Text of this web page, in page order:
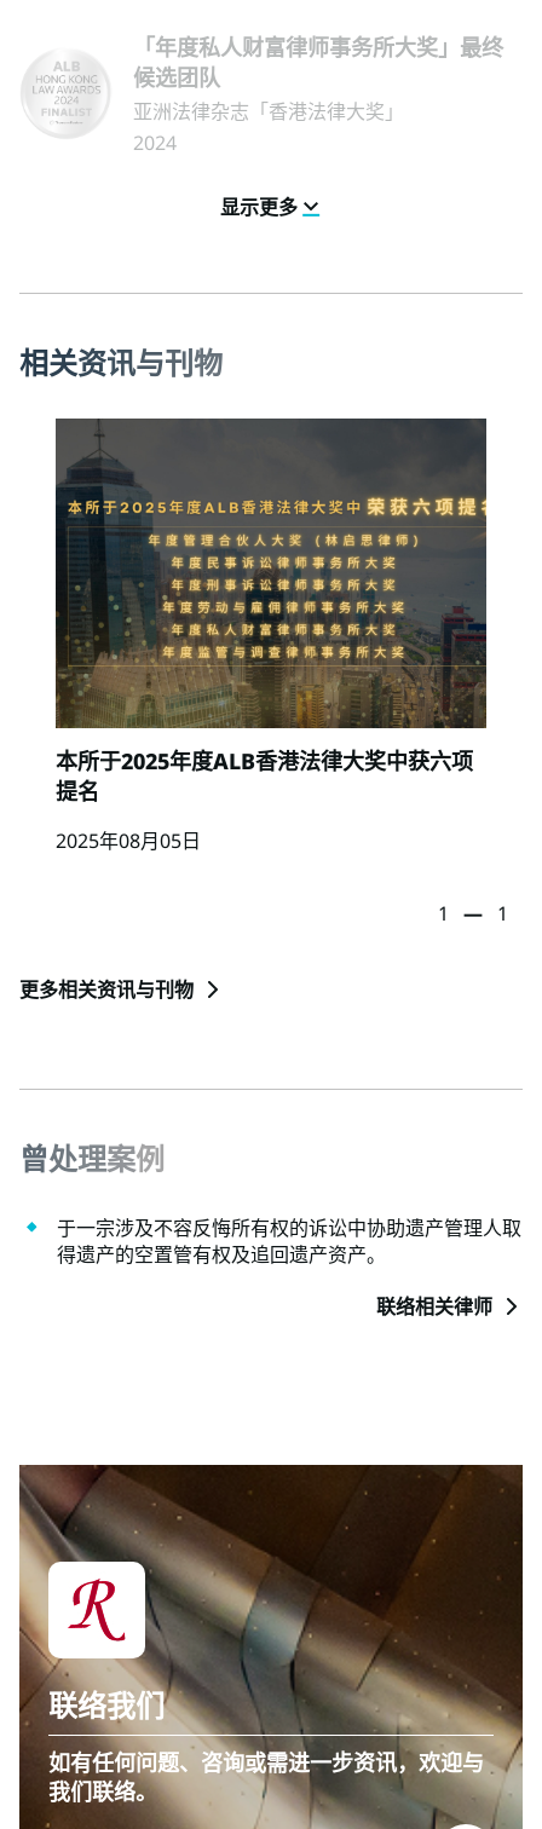
「年度私人财富律师事务所大奖」最终
候选团队
亚洲法律杂志「香港法律大奖」
2024
显示更多
相关资讯与刊物
本所于2025年度ALB香港法律大奖中获六项
提名
2025年08月05日
更多相关资讯与刊物
1 — 1
曾处理案例
于一宗涉及不容反悔所有权的诉讼中协助遗产管理人取
得遗产的空置管有权及追回遗产资产。
联络相关律师
联络我们
如有任何问题、咨询或需进一步资讯，欢迎与
我们联络。